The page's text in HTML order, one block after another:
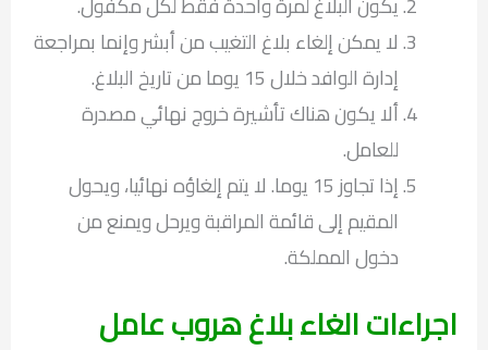
لا يمكن إلغاء بلاغ التغيب من أبشر وإنما بمراجعة
إدارة الوافد خلال 15 يوما من تاريخ البلاغ.
ألا يكون هناك تأشيرة خروج نهائي مصدرة
للعامل.
إذا تجاوز 15 يوما. لا يتم إلغاؤه نهائيا، ويحول
المقيم إلى قائمة المراقبة ويرحل ويمنع من
دخول المملكة.
اجراءات الغاء بلاغ هروب عامل